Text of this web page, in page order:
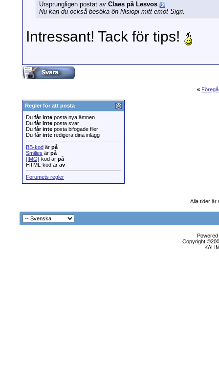
Ursprungligen postat av Claes på Lesvos
Nu kan du också besöka ön Nisiopi mitt emot Sigri.
Intressant! Tack för tips!
«
Regler för att posta
Du får inte posta nya ämnen
Du får inte posta svar
Du får inte posta bifogade filer
Du får inte redigera dina inlägg
BB-kod är på
Smilies är på
[IMG]-kod är på
HTML-kod är av
Forumets regler
Alla tider är
Copyright